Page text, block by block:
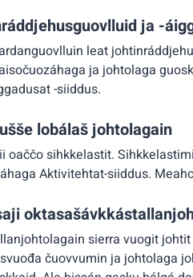
ja -
leat
ja johtolaga
-siiddus.
lobálaš johtolagain
oaččo sihkkelastit.
Aktivitehtat-siiddus.
sierra vuogit
čuovvumin ja johtolaga